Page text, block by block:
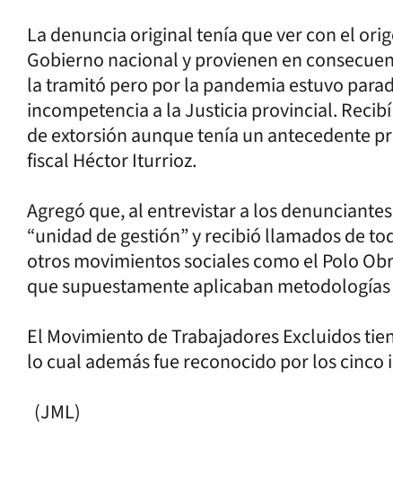
La denuncia original tenía que ver con el
Gobierno nacional y provienen en
la tramitó pero por la pandemia estuvo
incompetencia a la Justicia provincial.
de extorsión aunque tenía un antecedente
fiscal Héctor Iturrioz.
Agregó que, al entrevistar a los
“unidad de gestión” y recibió llamados de
otros movimientos sociales como el Polo
que supuestamente aplicaban
El Movimiento de Trabajadores Excluidos
lo cual además fue reconocido por los cinco
(JML)